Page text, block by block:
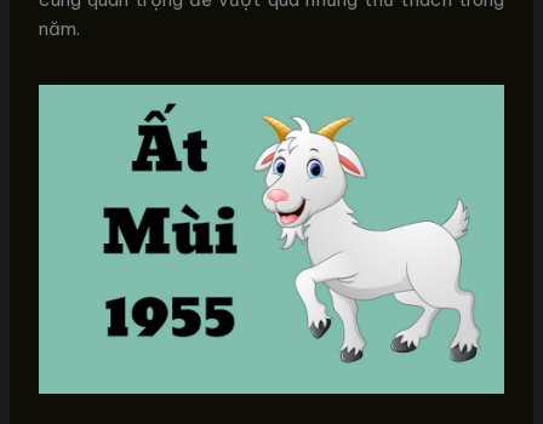
năm.